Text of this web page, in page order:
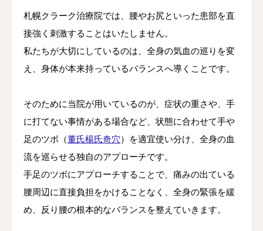
札幌クラーク治療院では、腰やお尻といった患部を直
接強く刺激することはいたしません。
私たちが大切にしているのは、全身の気血の巡りを変
え、身体が本来持っているバランスへ導くことです。
そのために当院が用いているのが、症状の重さや、手
に打てない事情がある場合など、状態に合わせて手や
足のツボ（董氏楊氏奇穴）を適宜使い分け、全身の血
流を巡らせる独自のアプローチです。
手足のツボにアプローチすることで、痛みの出ている
腰周辺に直接負担をかけることなく、全身の緊張を緩
め、反り腰の根本的なバランスを整えていきます。